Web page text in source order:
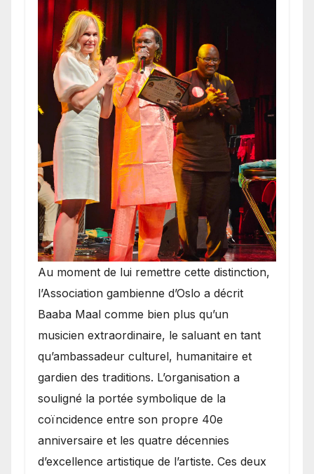
​Au moment de lui remettre cette distinction,
l’Association gambienne d’Oslo a décrit
Baaba Maal comme bien plus qu’un
musicien extraordinaire, le saluant en tant
qu’ambassadeur culturel, humanitaire et
gardien des traditions. L’organisation a
souligné la portée symbolique de la
coïncidence entre son propre 40e
anniversaire et les quatre décennies
d’excellence artistique de l’artiste. Ces deux